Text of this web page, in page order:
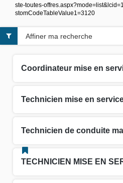
ste-toutes-
stomCodeTableValue1=3120
Technicien mise en
Technicien de conduite
Affiner ma recherche